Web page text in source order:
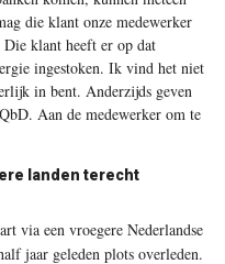
die klant onze medewerker
Die klant heeft er op dat
ingestoken. Ik vind het niet
in bent. Anderzijds geven
Aan de medewerker om te
landen terecht
via een vroegere Nederlandse
jaar geleden plots ­overleden.